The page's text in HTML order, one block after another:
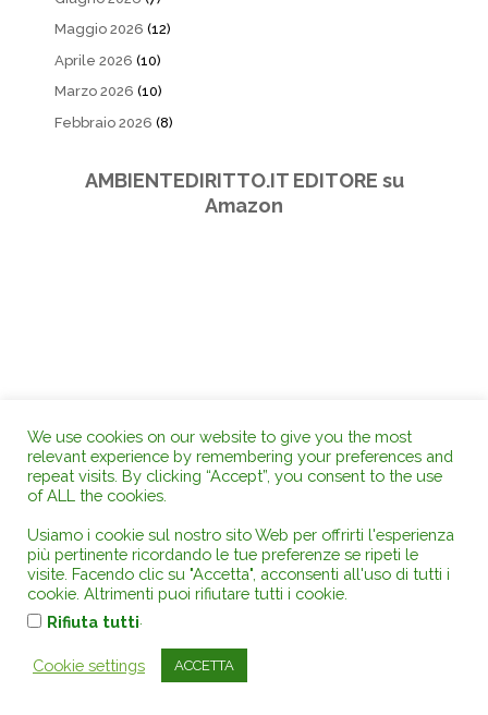
Maggio 2026 (12)
Aprile 2026 (10)
Marzo 2026 (10)
Febbraio 2026 (8)
AMBIENTEDIRITTO.IT EDITORE su
Amazon
HOME RIVISTA
GIURISPRUDENZA
DOTTRINA
Ricerca Giuridica Integrata
Gruppo Editoriale
ARCHIVIO STORICO
We use cookies on our website to give you the most
relevant experience by remembering your preferences and
repeat visits. By clicking “Accept”, you consent to the use
of ALL the cookies.
Usiamo i cookie sul nostro sito Web per offrirti l'esperienza
più pertinente ricordando le tue preferenze se ripeti le
visite. Facendo clic su "Accetta", acconsenti all'uso di tutti i
cookie. Altrimenti puoi rifiutare tutti i cookie.
Rifiuta tutti
Cookie settings ACCETTA